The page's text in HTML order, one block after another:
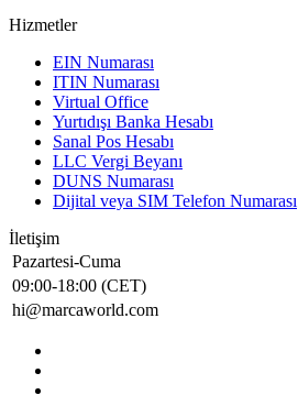
Hizmetler
EIN Numarası
ITIN Numarası
Virtual Office
Yurtıdışı Banka Hesabı
Sanal Pos Hesabı
LLC Vergi Beyanı
DUNS Numarası
Dijital veya SIM Telefon Numarası
İletişim
Pazartesi-Cuma
09:00-18:00 (CET)
hi@marcaworld.com